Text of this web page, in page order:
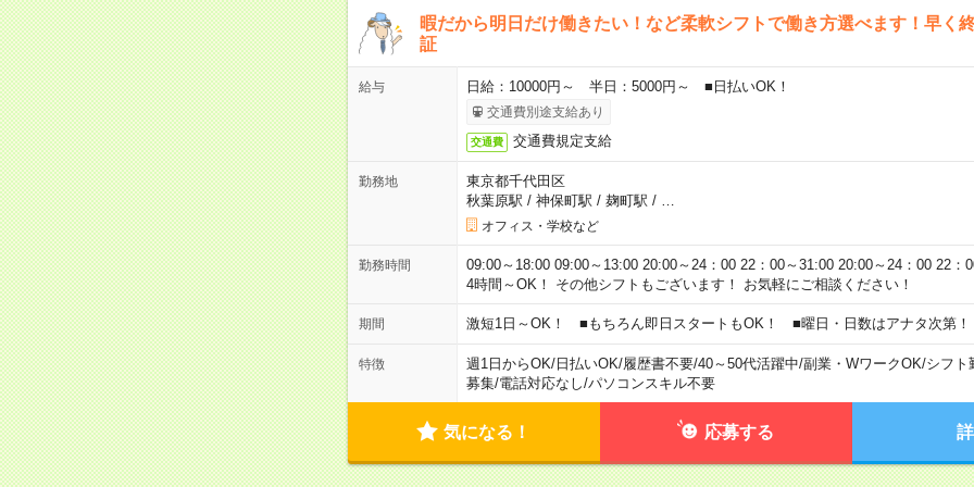
暇だから明日だけ働きたい！など柔軟シフトで働き方選べます！早く
証
給与 日給：10000円～ 半日：5000円～ ■日払いOK！
交通費別途支給あり
交通費 交通費規定支給
勤務地
東京都千代田区
秋葉原駅 / 神保町駅 / 麹町駅 / …
オフィス・学校など
勤務時間
09:00～18:00 09:00～13:00 20:00～24：00 22：00～31:00 20:00～24：00 22
4時間～OK！ その他シフトもございます！ お気軽にご相談ください！
期間 激短1日～OK！ ■もちろん即日スタートもOK！ ■曜日・日数はアナタ次第！
特徴 週1日からOK/日払いOK/履歴書不要/40～50代活躍中/副業・WワークOK/シフト
募集/電話対応なし/パソコンスキル不要
気になる！ 応募する